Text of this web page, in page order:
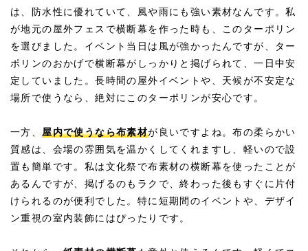
は、防水性に優れていて、風や雨にも強い素材なんです。私
が地元の屋外フェスで横断幕を作った時も、このターポリン
を選びました。イベント当日は風が強かったんですが、ター
ポリンのおかげで横断幕がしっかりと掲げられて、一日中安
定していました。長時間の屋外イベントや、天候が不安定な
場所で使うなら、絶対にこのターポリンが安心です。
一方、屋内で使うなら布素材が良いですよね。布の柔らかい
質感は、会場の雰囲気を温かくしてくれますし、軽いので設
置も簡単です。私は文化祭で布素材の横断幕を使ったことが
あるんですが、掲げるのもラクで、終わった後もすぐに片付
けられるのが便利でした。特に短期間のイベントや、デザイ
ン重視の室内装飾にはぴったりです。